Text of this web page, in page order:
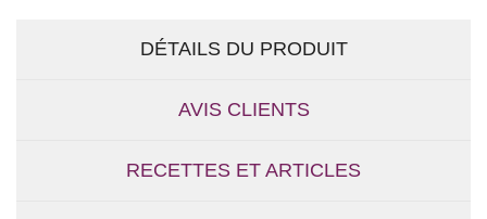
DÉTAILS DU PRODUIT
AVIS CLIENTS
RECETTES ET ARTICLES